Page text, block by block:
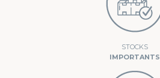
STOCKS
IMPORTANTS